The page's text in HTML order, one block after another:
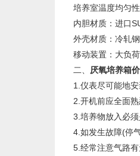
培养室温度均匀
内胆材质：进口
外壳材质：冷轧
移动装置：大负
二、 厌氧培养箱
1.仪表尽可能地
2.开机前应全面
3.培养物放入必
4.如发生故障(停
5.经常注意气路